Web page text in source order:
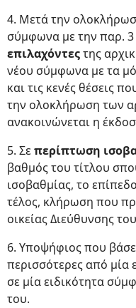
4. Μετά την
σύμφωνα με την παρ.
επιλαχόντεςτης
νέου σύμφωνα με τα
και τις κενές θέσεις
την ολοκλήρωση των
ανακοινώνεται η
5. Σεπερίπτωση
βαθμός του τίτλου
ισοβαθμίας, το
τέλος, κλήρωση που
οικείας Διεύθυνσης
6. Υποψήφιος που
περισσότερες από μία
σε μία ειδικότητα
του.